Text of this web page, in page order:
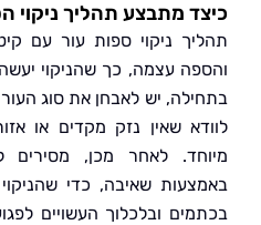
מתבצע תהליך ניקוי הספות
ניקוי ספות עור עם קיטור
עצמה, כך שהניקוי יעשה בצורה
יש לאבחן את סוג העור והמצב
שאין נזק מקדים או אזורים
לאחר מכן, מסירים
שאיבה, כדי שהניקוי
ובלכלוך העשויים לפגוע